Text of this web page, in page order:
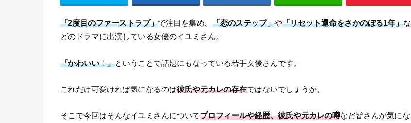
「2度目のファーストラブ」で注目を集め、 「恋のステップ」や「リセット運命をさかのぼる1年」な
どのドラマに出演している女優のイユミさん。
「かわいい！」ということで話題にもなっている若手女優さんです。
これだけ可愛ければ気になるのは彼氏や元カレの存在ではないでしょうか。
そこで今回はそんなイユミさんについてプロフィールや経歴、彼氏や元カレの噂など皆さんが気にな